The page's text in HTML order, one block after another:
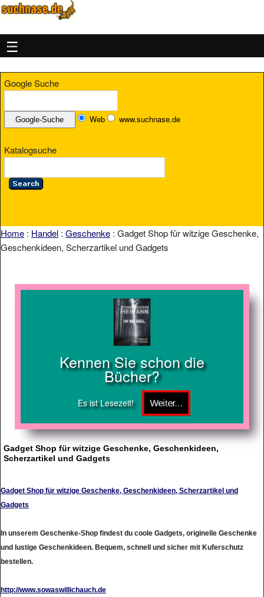
MENU
Google Suche
Web www.suchnase.de
Katalogsuche
Home : Handel : Geschenke : Gadget Shop für witzige Geschenke,
Geschenkideen, Scherzartikel und Gadgets
Kennen Sie schon die
Bücher?
Es ist Lesezeit!
Gadget Shop für witzige Geschenke, Geschenkideen,
Scherzartikel und Gadgets
Gadget Shop für witzige Geschenke, Geschenkideen, Scherzartikel und
Gadgets
In unserem Geschenke-Shop findest du coole Gadgets, originelle Geschenke
und lustige Geschenkideen. Bequem, schnell und sicher mit Kuferschutz
bestellen.
http://www.sowaswillichauch.de